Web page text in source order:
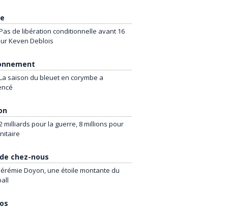
de libération conditionnelle avant 16
Keven Deblois
saison du bleuet en corymbe a
milliards pour la guerre, 8 millions pour
chez-nous
Doyon, une étoile montante du